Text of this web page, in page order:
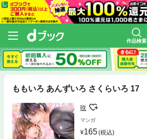
作品検索
ももいろ あんずいろ さくらいろ 17
咲
マンガ
165(税込)